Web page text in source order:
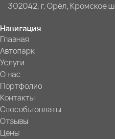
302042, г. Орёл, Кромское
Навигация
Главная
Автопарк
Услуги
О нас
Портфолио
Контакты
Способы оплаты
Отзывы
Цены